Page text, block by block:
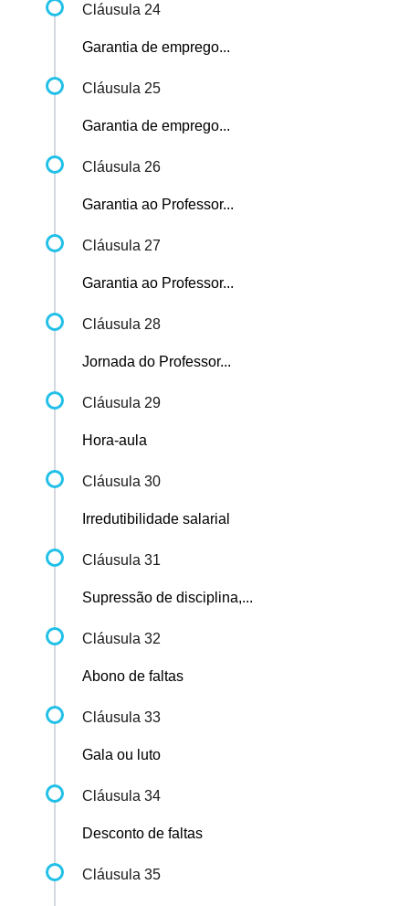
Cláusula 24
Garantia de emprego...
Cláusula 25
Garantia de emprego...
Cláusula 26
Garantia ao Professor...
Cláusula 27
Garantia ao Professor...
Cláusula 28
Jornada do Professor...
Cláusula 29
Hora-aula
Cláusula 30
Irredutibilidade salarial
Cláusula 31
Supressão de disciplina,...
Cláusula 32
Abono de faltas
Cláusula 33
Gala ou luto
Cláusula 34
Desconto de faltas
Cláusula 35